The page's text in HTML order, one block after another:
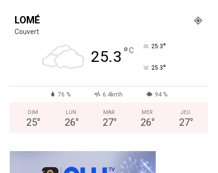
LOMÉ
Couvert
25.3 °C 25.3°
25.3°
76 % 6.4kmh 94 %
DIM
25°
LUN
26°
MAR
27°
MER
26°
JEU
27°